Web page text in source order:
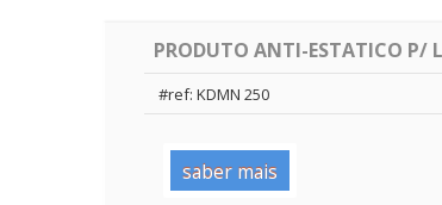
PRODUTO ANTI-ESTATICO P/
#ref: KDMN 250
saber mais